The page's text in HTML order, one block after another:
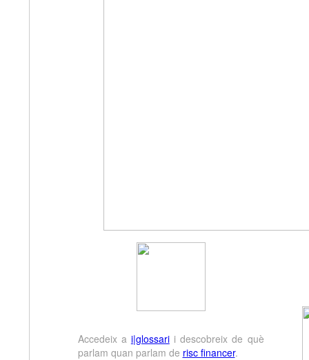
Accedeix a i|glossarii descobreix de què
parlam quan parlam de risc financer.